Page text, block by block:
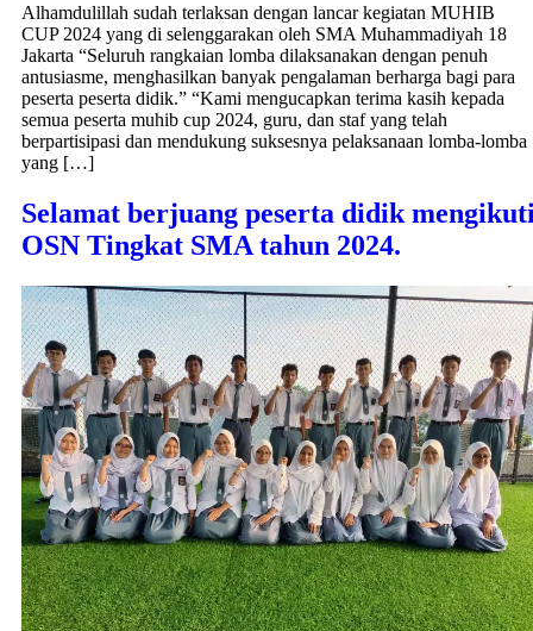
Alhamdulillah sudah terlaksan dengan lancar kegiatan MUHIB
CUP 2024 yang di selenggarakan oleh SMA Muhammadiyah 18
Jakarta “Seluruh rangkaian lomba dilaksanakan dengan penuh
antusiasme, menghasilkan banyak pengalaman berharga bagi para
peserta peserta didik.” “Kami mengucapkan terima kasih kepada
semua peserta muhib cup 2024, guru, dan staf yang telah
berpartisipasi dan mendukung suksesnya pelaksanaan lomba-lomba
yang […]
Selamat berjuang peserta didik
OSN Tingkat SMA tahun 2024.